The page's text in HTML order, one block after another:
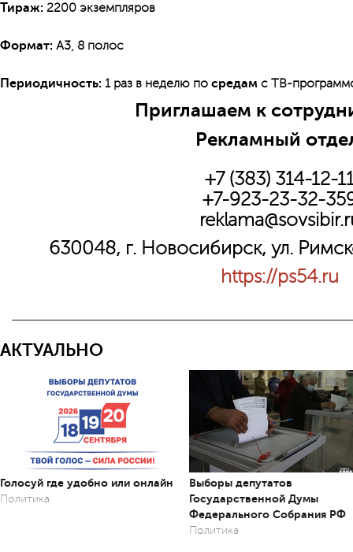
Тираж: 2200 экземпляров
Формат: А3, 8 полос
Периодичность: 1 раз в неделю по средам с ТВ-
Приглашаем к
Рекламный
+7 (383) 314-12-
+7-923-23-32-
630048, г. Новосибирск, ул.
https://ps54.ru
АКТУАЛЬНО
Голосуй где удобно или онлайн
Политика
Выборы депутатов
Государственной Думы
Федерального Собрания РФ
Политика